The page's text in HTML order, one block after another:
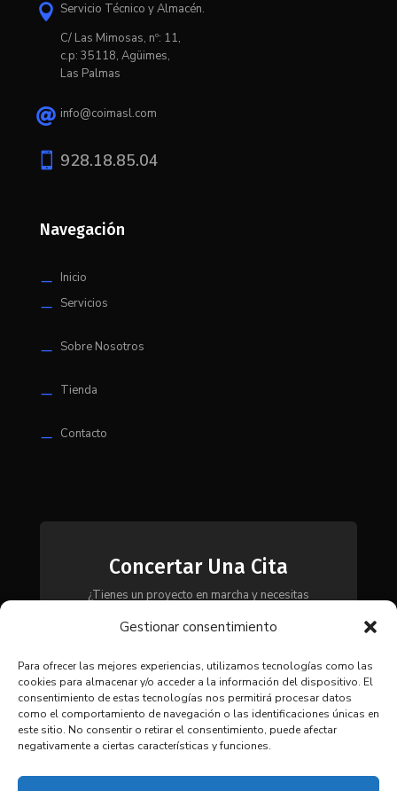
Gestionar consentimiento
Para ofrecer las mejores experiencias, utilizamos tecnologías como las
cookies para almacenar y/o acceder a la información del dispositivo. El
consentimiento de estas tecnologías nos permitirá procesar datos
como el comportamiento de navegación o las identificaciones únicas en
este sitio. No consentir o retirar el consentimiento, puede afectar
negativamente a ciertas características y funciones.
 Servicio Técnico y Almacén.
C/ Las Mimosas, nº: 11,
c.p: 35118, Agüimes,
Las Palmas
 info@coimasl.com
 928.18.85.04
Navegación
K Inicio
K Servicios
K Sobre Nosotros
K Tienda
K Contacto
Concertar Una Cita
¿Tienes un proyecto en marcha y necesitas
contacto con nosotros y te asesoraremos para
necesidades.
CONTACTAR